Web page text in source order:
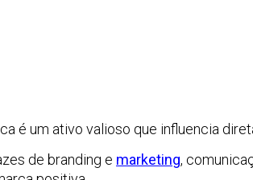
é um ativo valioso que influencia
de branding e marketing,